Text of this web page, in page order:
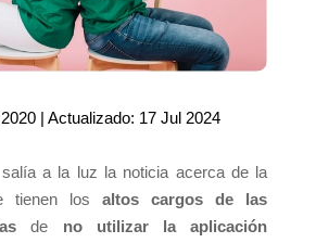
| Actualizado: 17 Jul 2024
a la luz la noticia acerca de la
tienen losaltos cargos de las
de no utilizar la aplicación